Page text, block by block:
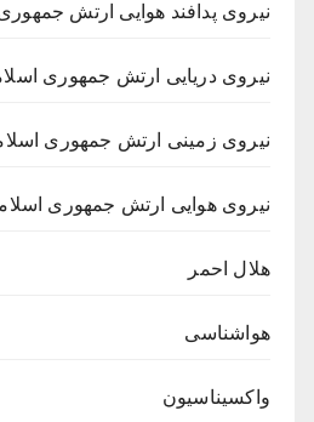
نیروی پدافند هوایی ارتش
نیروی دریایی ارتش جمهوری
نیروی زمینی ارتش جمهوری
نیروی هوایی ارتش جمهوری
هلال احمر
هواشناسی
واکسیناسیون